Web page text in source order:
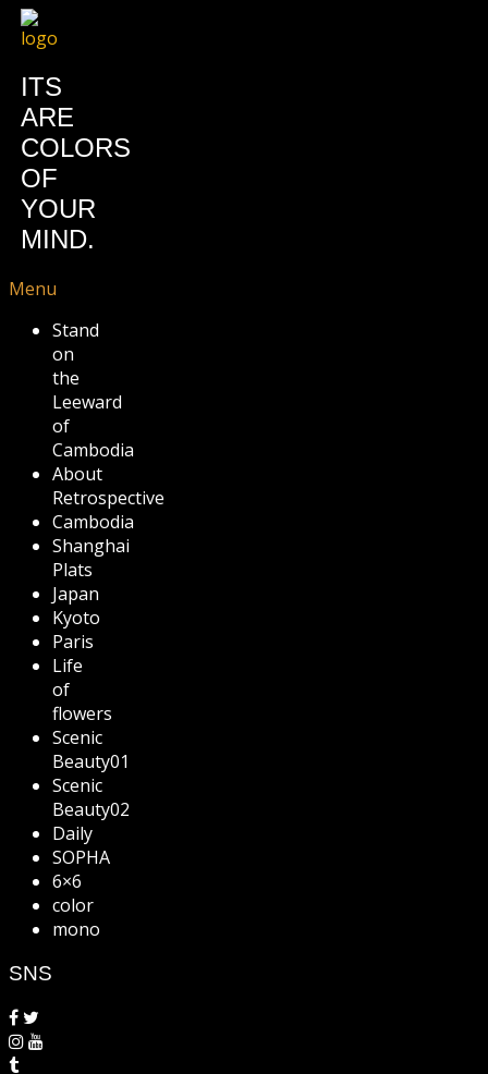
ITS
ARE
COLORS
OF
YOUR
MIND.
Menu
Stand
on
the
Leeward
of
Cambodia
About
Retrospective
Cambodia
Shanghai
Plats
Japan
Kyoto
Paris
Life
of
flowers
Scenic
Beauty01
Scenic
Beauty02
Daily
SOPHA
6×6
color
mono
SNS